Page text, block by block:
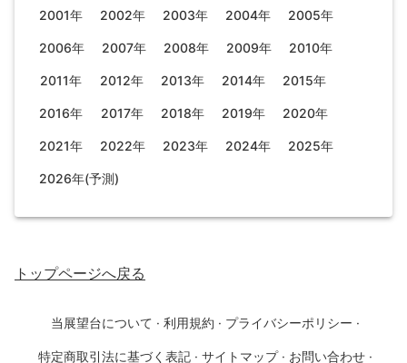
2001年 2002年 2003年 2004年 2005年
2006年 2007年 2008年 2009年 2010年
2011年 2012年 2013年 2014年 2015年
2016年 2017年 2018年 2019年 2020年
2021年 2022年 2023年 2024年 2025年
2026年(予測)
トップページへ戻る
当展望台について · 利用規約 · プライバシーポリシー ·
特定商取引法に基づく表記 · サイトマップ · お問い合わせ ·